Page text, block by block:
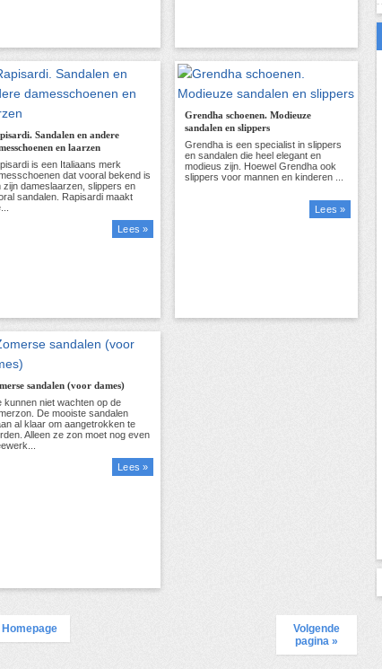
Sandalen en andere
en laarzen
Lees »
Grendha schoenen. Modieuze
sandalen en slippers
Lees »
sandalen (voor dames)
Lees »
Volgende
pagina »
Homepage